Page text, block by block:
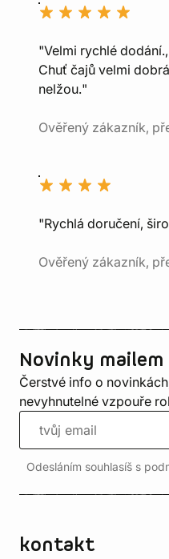
"Velmi rychlé
Chuť čajů velmi
nelžou."
Ověřený zákazník,
"Rychlá doručení,
Ověřený zákazník,
Novinky mailem
Čerstvé info o
nevyhnutelné vzpouře
Odesláním souhlasíš s
kontakt